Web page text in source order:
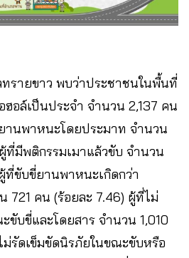
รายขาว พบว่าประชาชนในพื้นที่
อล์เป็นประจำ จำนวน 2,137 คน
านพาหนะโดยประมาท จำนวน
ที่มีพติกรรมเมาแล้วขับ จำนวน
ที่ขับขี่ยานพาหนะเกิดกว่า
721 คน (ร้อยละ 7.46) ผู้ที่ไม่
บขี่และโดยสาร จำนวน 1,010
ม่รัดเข็มขัดนิรภัยในขณะขับหรือ